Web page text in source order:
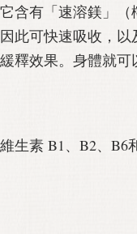
含有「速溶鎂」（
此可快速吸收，
釋效果。身體就可
生素 B1、B2、B6